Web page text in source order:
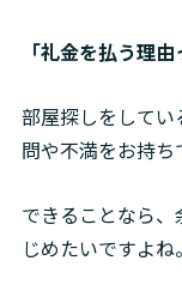
「礼金を払う理
部屋探しをして
問や不満をお持ち
できることなら
じめたいですよね。